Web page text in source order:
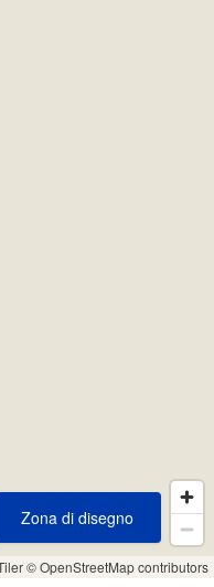
© OpenStreetMap contributors
Zona di disegno
Zona di disegno